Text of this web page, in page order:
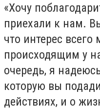
«Хочу
приехали к нам.
что интерес
происходящим у
очередь, я
которую вы
действиях, и о